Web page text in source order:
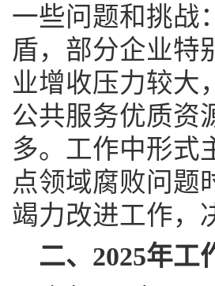
一些问题和挑战
盾，部分企业特
业增收压力较大
公共服务优质资
多。工作中形式
点领域腐败问题
竭力改进工作，
二、2025年工